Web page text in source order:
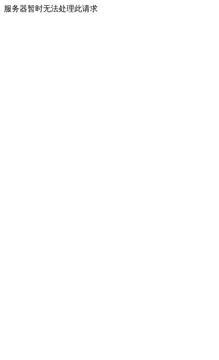
服务器暂时无法处理此请求